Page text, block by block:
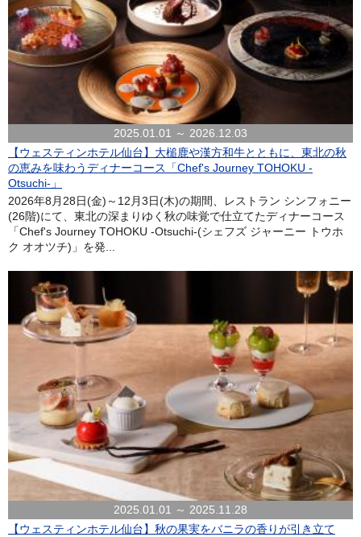
2025.01.01 ～ 2026.12.03
【ウェスティンホテル仙台】大槌鹿や漢方和牛とともに、東北の秋
の恵みを味わうディナーコース「Chef's Journey TOHOKU -
Otsuchi-」
2026年8月28日(金)～12月3日(木)の期間、レストラン シンフォニー
(26階)にて、東北の深まりゆく秋の味覚で仕立てたディナーコース
「Chef's Journey TOHOKU -Otsuchi-(シェフズ ジャーニー トウホ
ク オオツチ)」を発...
2025.01.01 ～ 2025.11.28
【ウェスティンホテル仙台】秋の果実をバニラの香りが引き立て